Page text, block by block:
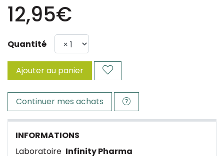
12,95€
Quantité
Ajouter au panier
Continuer mes achats
INFORMATIONS
Laboratoire Infinity Pharma